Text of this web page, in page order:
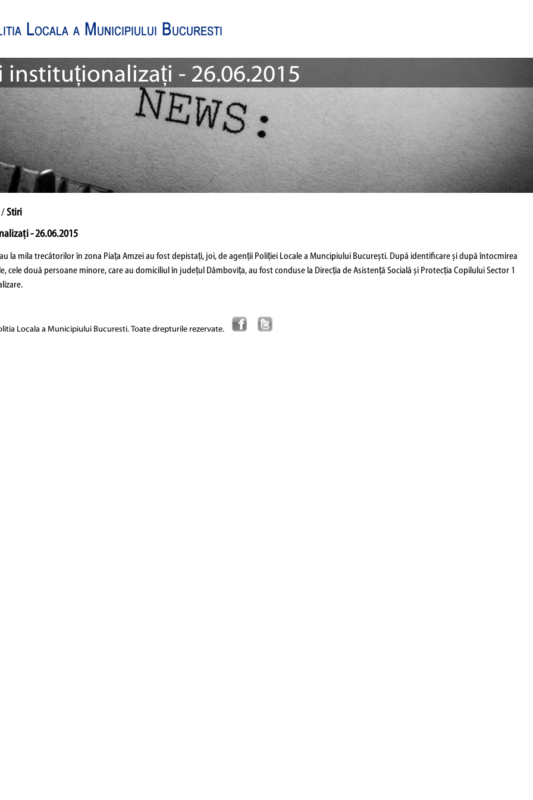
instituționalizați - 26.06.2015
/Stiri
- 26.06.2015
la mila trecătorilor în zona Piața Amzei au fost depistați, joi, de agenții Poliției Locale a Muncipiului București. După identificare și după întocmirea
cele două persoane minore, care au domiciliul în județul Dâmbovița, au fost conduse la Direcția de Asistență Socială și Protecția Copilului Sector 1
Locala a Municipiului Bucuresti. Toate drepturile rezervate.